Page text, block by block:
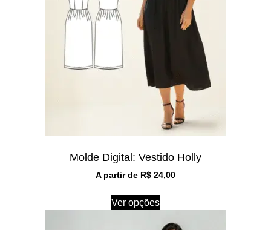
Molde Digital: Vestido Holly
A partir de R$ 24,00
Ver opções